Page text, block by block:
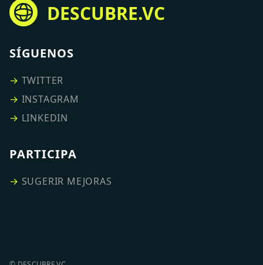
DESCUBRE.VC
SÍGUENOS
→ TWITTER
→ INSTAGRAM
→ LINKEDIN
PARTICIPA
→ SUGERIR MEJORAS